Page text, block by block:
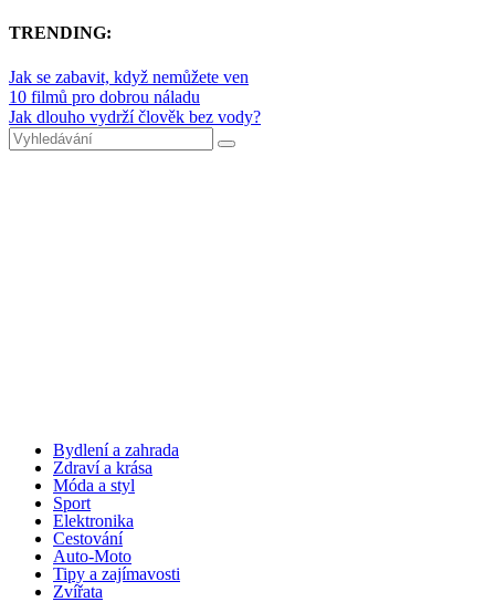
TRENDING:
Jak se zabavit, když nemůžete ven
10 filmů pro dobrou náladu
Jak dlouho vydrží člověk bez vody?
Bydlení a zahrada
Zdraví a krása
Móda a styl
Sport
Elektronika
Cestování
Auto-Moto
Tipy a zajímavosti
Zvířata